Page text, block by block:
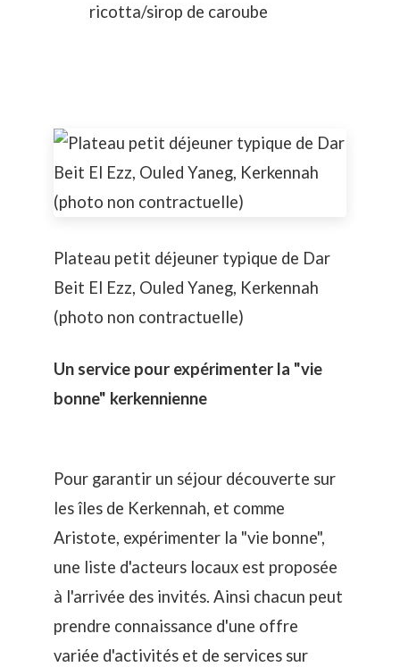
ricotta/sirop de caroube
Plateau petit déjeuner typique de Dar
Beit El Ezz, Ouled Yaneg, Kerkennah
(photo non contractuelle)
Un service pour expérimenter la "vie
bonne" kerkennienne
Pour garantir un séjour découverte sur
les îles de Kerkennah, et comme
Aristote, expérimenter la "vie bonne",
une liste d'acteurs locaux est proposée
à l'arrivée des invités. Ainsi chacun peut
prendre connaissance d'une offre
variée d'activités et de services sur